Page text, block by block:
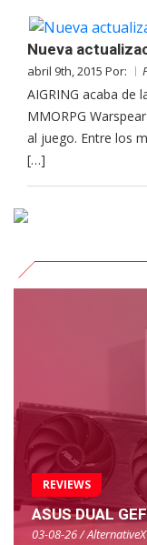
Nueva
abril 9th, 2015 Por:
AIGRING acaba de
MMORPG
al juego. Entre los
[…]
REVIEWS
ASUS DUAL
03-08-26 / AlternativeX